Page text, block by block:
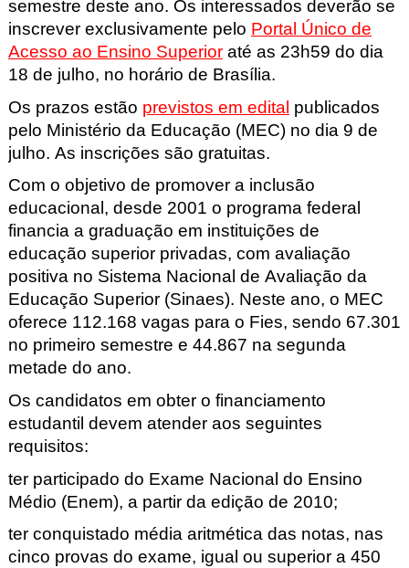
semestre deste ano. Os interessados deverão se
inscrever exclusivamente pelo Portal Único de
Acesso ao Ensino Superior até as 23h59 do dia
18 de julho, no horário de Brasília.
Os prazos estão previstos em edital publicados
pelo Ministério da Educação (MEC) no dia 9 de
julho. As inscrições são gratuitas.
Com o objetivo de promover a inclusão
educacional, desde 2001 o programa federal
financia a graduação em instituições de
educação superior privadas, com avaliação
positiva no Sistema Nacional de Avaliação da
Educação Superior (Sinaes). Neste ano, o MEC
oferece 112.168 vagas para o Fies, sendo 67.301
no primeiro semestre e 44.867 na segunda
metade do ano.
Os candidatos em obter o financiamento
estudantil devem atender aos seguintes
requisitos:
ter participado do Exame Nacional do Ensino
Médio (Enem), a partir da edição de 2010;
ter conquistado média aritmética das notas, nas
cinco provas do exame, igual ou superior a 450